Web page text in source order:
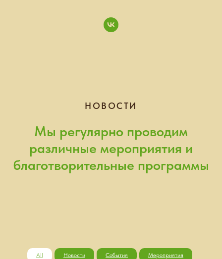
НОВОСТИ
Мы регулярно проводим
различные мероприятия и
благотворительные программы
All Новости События Мероприятия